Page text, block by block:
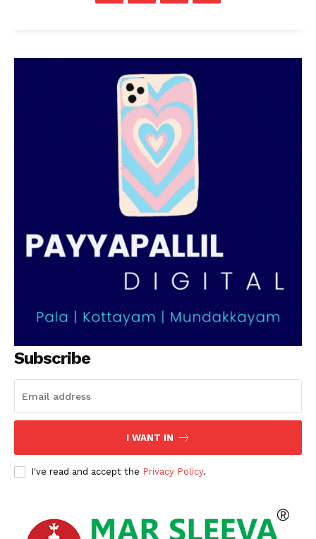
Subscribe
I WANT IN
I've read and accept the Privacy Policy.